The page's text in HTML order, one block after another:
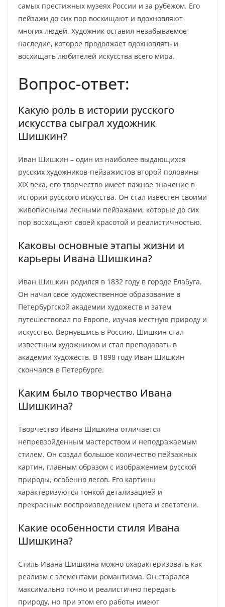
самых престижных музеях России и за рубежом. Его
пейзажи до сих пор восхищают и вдохновляют
многих людей. Художник оставил незабываемое
наследие, которое продолжает вдохновлять и
восхищать любителей искусства всего мира.
Вопрос-ответ:
Какую роль в истории русского
искусства сыграл художник
Шишкин?
Иван Шишкин – один из наиболее выдающихся
русских художников-пейзажистов второй половины
XIX века, его творчество имеет важное значение в
истории русского искусства. Он стал известен своими
живописными лесными пейзажами, которые до сих
пор восхищают своей красотой и реалистичностью.
Каковы основные этапы жизни и
карьеры Ивана Шишкина?
Иван Шишкин родился в 1832 году в городе Елабуга.
Он начал свое художественное образование в
Петербургской академии художеств и затем
путешествовал по Европе, изучая местную природу и
искусство. Вернувшись в Россию, Шишкин стал
известным художником и стал преподавать в
академии художеств. В 1898 году Иван Шишкин
скончался в Петербурге.
Каким было творчество Ивана
Шишкина?
Творчество Ивана Шишкина отличается
непревзойденным мастерством и неподражаемым
стилем. Он создал большое количество пейзажных
картин, главным образом с изображением русской
природы, особенно лесов. Его картины
характеризуются тонкой детализацией и
прекрасным воспроизведением цвета и светотени.
Какие особенности стиля Ивана
Шишкина?
Стиль Ивана Шишкина можно охарактеризовать как
реализм с элементами романтизма. Он старался
максимально точно и реалистично передать
природу, но при этом его работы имеют